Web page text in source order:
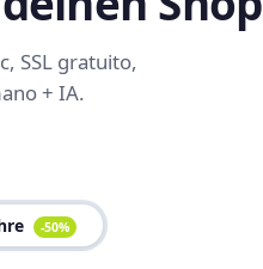
SSL gratuito,
+ IA.
-50%